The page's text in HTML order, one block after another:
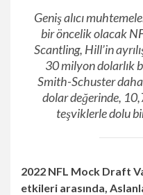
Geniş alıcı
bir öncelik olacak
Scantling, Hill’in
30 milyon dolarlık
Smith-Schuster
dolar değerinde,
teşviklerle dolu
2022 NFL Mock Draft
etkileri arasında,